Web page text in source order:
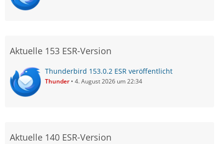
Aktuelle 153 ESR-Version
Thunderbird 153.0.2 ESR veröffentlicht
Thunder 4. August 2026 um 22:34
Aktuelle 140 ESR-Version